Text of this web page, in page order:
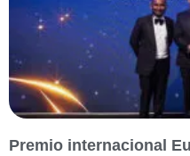
Premio internacional